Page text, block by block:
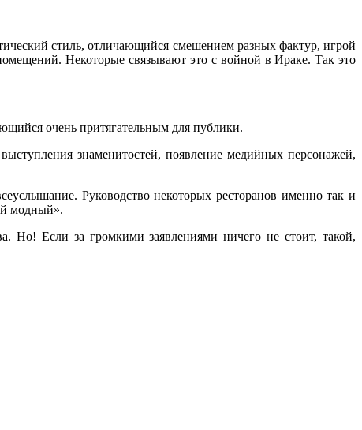
стиль, отличающийся смешением разных фактур, игрой
Некоторые связывают это с войной в Ираке. Так это
очень притягательным для публики.
знаменитостей, появление медийных персонажей,
Руководство некоторых ресторанов именно так и
модный».
Но! Если за громкими заявлениями ничего не стоит, такой,